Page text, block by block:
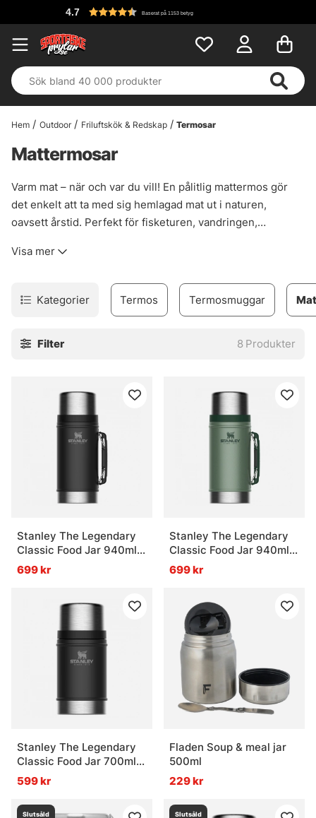
4.7 Baserat på 1153 betyg
Hem Outdoor Friluftskök & Redskap Termosar
Mattermosar
Varm mat – när och var du vill! En pålitlig mattermos gör
det enkelt att ta med sig hemlagad mat ut i naturen,
oavsett årstid. Perfekt för fisketuren, vandringen,
maten varm i timmar och är lätt att packa i ryggsäcken.
gryta eller pastarätt i det fria. Med rätt mattermos blir
lunchen något att längta till – även när du är långt
Visa mer
Kategorier Termos Termosmuggar
Filter 8 Produkter
Stanley The Legendary
Classic Food Jar 940ml -
Matte Black
699 kr
Stanley The Legendary
Classic Food Jar 940ml -
Hammertone Green
699 kr
Stanley The Legendary
Classic Food Jar 700ml -
Matte Black
599 kr
Fladen Soup & meal jar
500ml
229 kr
Slutsåld Slutsåld